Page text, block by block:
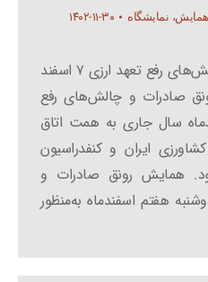
نمایشگاه ۱۴۰۲-۱۱-۳۰
همایش رونق صادرات و چالش‌های رفع تعهد ارزی ۷ اسفند
صادرات و چالش‌های رفع
دوشنبه ۷ اسفندماه سال جاری به همت اتاق
ایران و کنفدراسیون
همایش رونق صادرات و
هفتم اسفندماه به‌منظور